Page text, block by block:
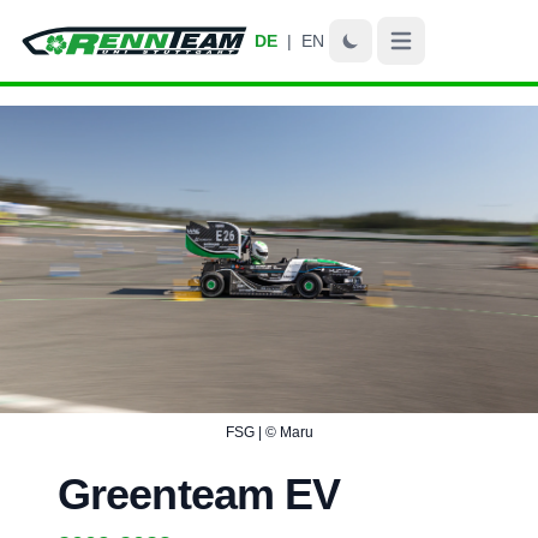
DE | EN
Open main menu
FSG | © Maru
Greenteam EV